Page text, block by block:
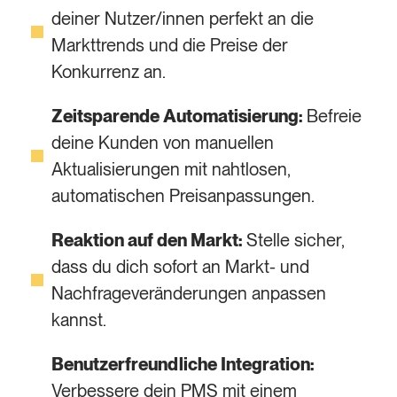
deiner Nutzer/innen perfekt an die
Markttrends und die Preise der
Konkurrenz an.
Zeitsparende Automatisierung:Befreie
deine Kunden von manuellen
Aktualisierungen mit nahtlosen,
automatischen Preisanpassungen.
Reaktion auf den Markt:Stelle sicher,
dass du dich sofort an Markt- und
Nachfrageveränderungen anpassen
kannst.
Benutzerfreundliche Integration:
Verbessere dein PMS mit einem